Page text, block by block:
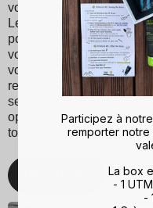
vos articulations,
Les semelles Sidas
posture et une répartition
vos performances
vous soyez un sportif
recherche d'un meilleur
semelles Sidas pour une
optimisée. Avec Sidas,
top de votre forme, quelle
Participez à
remporter
La box
- 1
-